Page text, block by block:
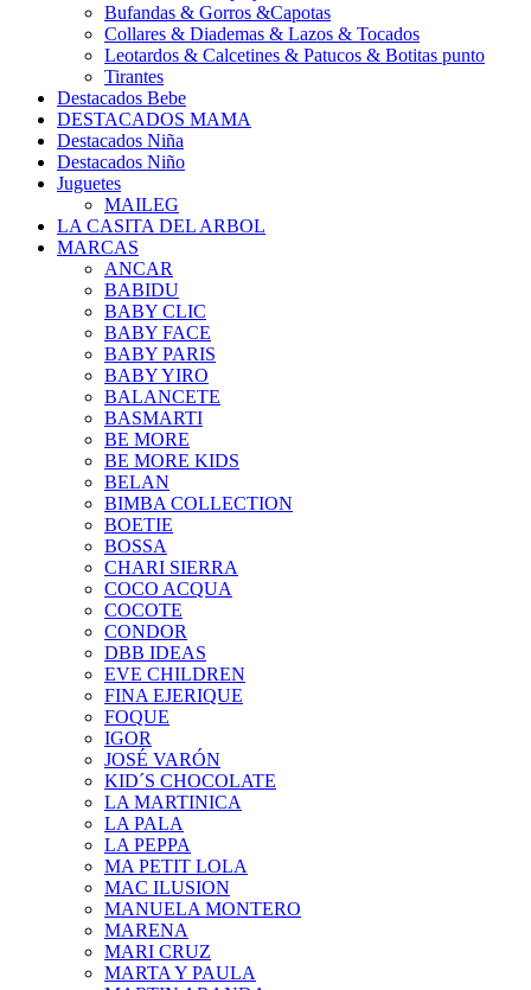
Bufandas & Gorros &Capotas
Collares & Diademas & Lazos & Tocados
Leotardos & Calcetines & Patucos & Botitas punto
Tirantes
Destacados Bebe
DESTACADOS MAMA
Destacados Niña
Destacados Niño
Juguetes
MAILEG
LA CASITA DEL ARBOL
MARCAS
ANCAR
BABIDU
BABY CLIC
BABY FACE
BABY PARIS
BABY YIRO
BALANCETE
BASMARTI
BE MORE
BE MORE KIDS
BELAN
BIMBA COLLECTION
BOETIE
BOSSA
CHARI SIERRA
COCO ACQUA
COCOTE
CONDOR
DBB IDEAS
EVE CHILDREN
FINA EJERIQUE
FOQUE
IGOR
JOSÉ VARÓN
KID´S CHOCOLATE
LA MARTINICA
LA PALA
LA PEPPA
MA PETIT LOLA
MAC ILUSION
MANUELA MONTERO
MARENA
MARI CRUZ
MARTA Y PAULA